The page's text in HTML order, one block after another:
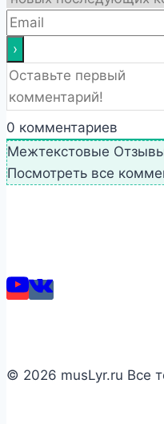
0 комментариев
Межтекстовые
Посмотреть все
© 2026 musLyr.ru Все